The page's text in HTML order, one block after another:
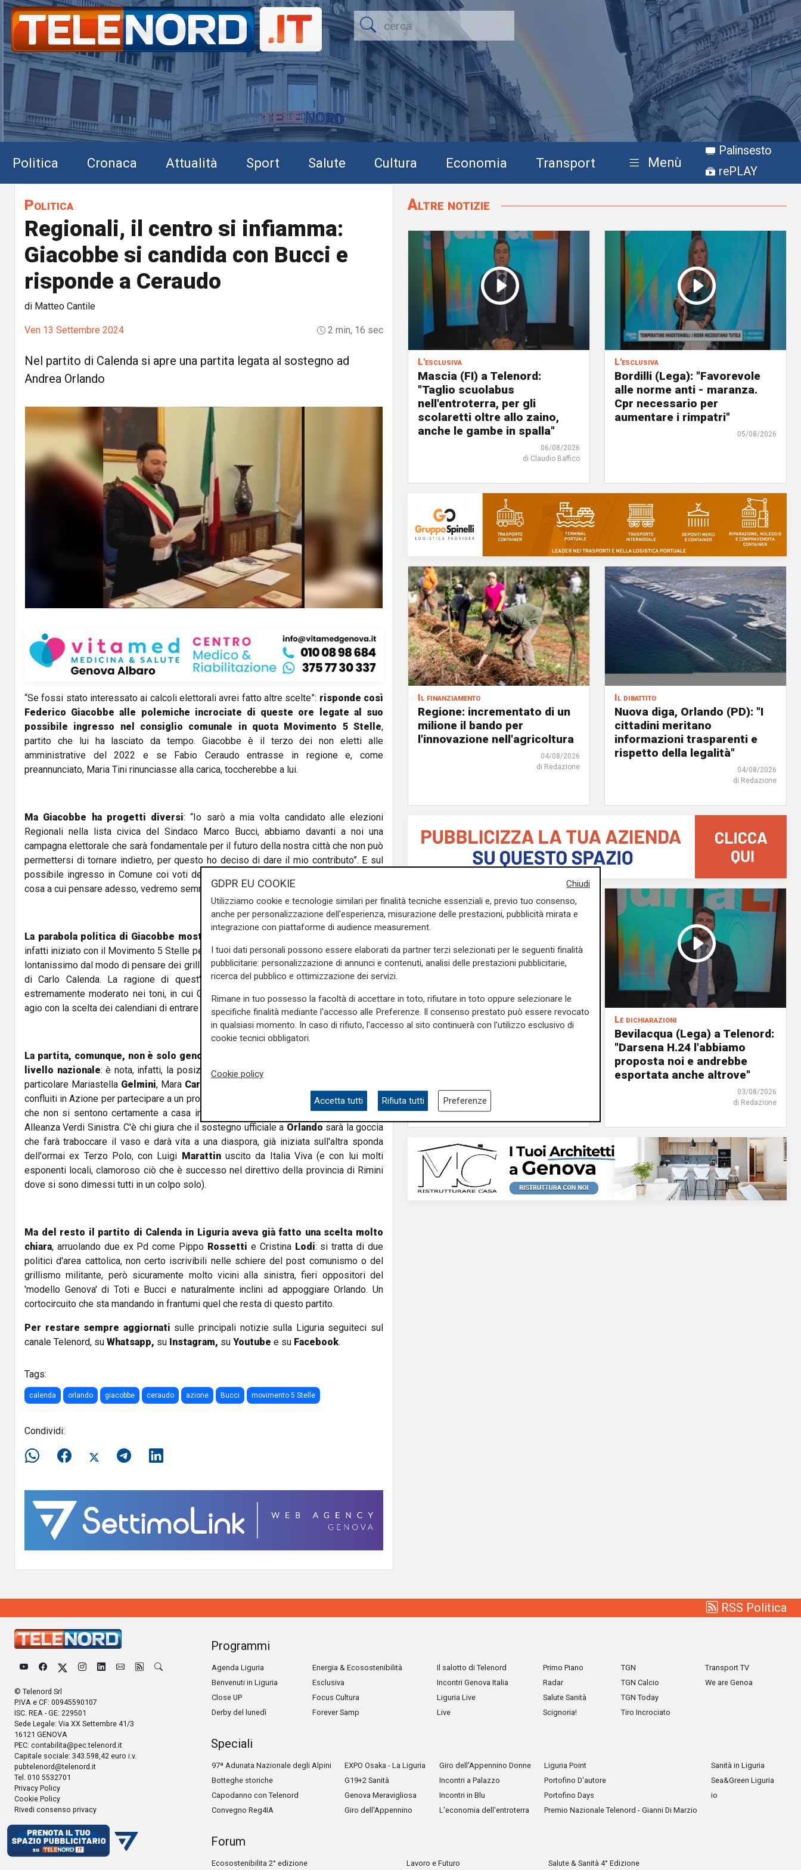
Politica Cronaca Attualità Sport Salute Cultura Economia Transport Menù
Palinsesto
rePLAY
Politica
Regionali, il centro si infiamma:
Giacobbe si candida con Bucci e
risponde a Ceraudo
di Matteo Cantile
Ven 13 Settembre 2024 2 min, 16 sec
Nel partito di Calenda si apre una partita legata al sostegno ad
Andrea Orlando
“Se fossi stato interessato ai calcoli elettorali avrei fatto altre scelte”: risponde così
Federico Giacobbe alle polemiche incrociate di queste ore legate al suo
possibile ingresso nel consiglio comunale in quota Movimento 5 Stelle,
partito che lui ha lasciato da tempo. Giacobbe è il terzo dei non eletti alle
amministrative del 2022 e se Fabio Ceraudo entrasse in regione e, come
preannunciato, Maria Tini rinunciasse alla carica, toccherebbe a lui.
Ma Giacobbe ha progetti diversi: “Io sarò a mia volta candidato alle elezioni
Regionali nella lista civica del Sindaco Marco Bucci, abbiamo davanti a noi una
campagna elettorale che sarà fondamentale per il futuro della nostra città che non può
permettersi di tornare indietro, per questo ho deciso di dare il mio contributo”. E sul
possibile ingresso in Comune coi voti dei 5 Stelle Giacobbe dice: “Non è certo una
cosa a cui pensare adesso, vedremo semmai in seguito”.
La parabola politica di Giacobbe mostra un'ampia evoluzione intellettuale
infatti iniziato con il Movimento 5 Stelle per passare poi ad Azione, partito moderato e
lontanissimo dal modo di pensare dei grillini, per poi allontanarsi anche dal movimento
di Carlo Calenda. La ragione di quest'ultimo addio è contenuta in comunicato,
estremamente moderato nei toni, in cui Giacobbe annuncia di non sentirsi a proprio
agio con la scelta dei calendiani di entrare nel campo largo.
La partita, comunque, non è solo genovese ma esprime i suoi effetti anche a
livello nazionale: è nota, infatti, la posizione di alcuni dirigenti apicali del partito, in
particolare Mariastella Gelmini, Mara Carfagna
confluiti in Azione per partecipare a un progetto di impostazione moderata e liberale e
che non si sentono certamente a casa in una coalizione con Movimento 5 Stelle e
Alleanza Verdi Sinistra. C'è chi giura che il sostegno ufficiale a Orlando sarà la goccia
che farà traboccare il vaso e darà vita a una diaspora, già iniziata sull'altra sponda
dell'ormai ex Terzo Polo, con Luigi Marattinuscito da Italia Viva (e con lui molti
esponenti locali, clamoroso ciò che è successo nel direttivo della provincia di Rimini
dove si sono dimessi tutti in un colpo solo).
Ma del resto il partito di Calenda in Liguria aveva già fatto una scelta molto
chiara, arruolando due ex Pd come Pippo Rossetti e Cristina Lodi: si tratta di due
politici d'area cattolica, non certo iscrivibili nelle schiere del post comunismo o del
grillismo militante, però sicuramente molto vicini alla sinistra, fieri oppositori del
'modello Genova' di Toti e Bucci e naturalmente inclini ad appoggiare Orlando. Un
cortocircuito che sta mandando in frantumi quel che resta di questo partito.
Per restare sempre aggiornati sulle principali notizie sulla Liguria seguiteci sul
canale Telenord, su Whatsapp, su Instagram, su Youtube e su Facebook.
Tags:
calenda orlando giacobbe ceraudo azione Bucci movimento 5 Stelle
Condividi:
Altre notizie
L'esclusiva
Mascia (FI) a Telenord:
"Taglio scuolabus
nell'entroterra, per gli
scolaretti oltre allo zaino,
anche le gambe in spalla"
06/08/2026
di Claudio Baffico
L'esclusiva
Bordilli (Lega): "Favorevole
alle norme anti - maranza.
Cpr necessario per
aumentare i rimpatri"
05/08/2026
Il finanziamento
Regione: incrementato di un
milione il bando per
l'innovazione nell'agricoltura
04/08/2026
di Redazione
Il dibattito
Nuova diga, Orlando (PD): "I
cittadini meritano
informazioni trasparenti e
rispetto della legalità"
04/08/2026
di Redazione
L'analisi Le dichiarazioni
Bevilacqua (Lega) a Telenord:
"Darsena H.24 l'abbiamo
proposta noi e andrebbe
esportata anche altrove"
03/08/2026
di Redazione
RSS Politica
© Telenord Srl
P.IVA e CF: 00945590107
ISC. REA - GE: 229501
Sede Legale: Via XX Settembre 41/3
16121 GENOVA
PEC: contabilita@pec.telenord.it
Capitale sociale: 343.598,42 euro i.v.
pubtelenord@telenord.it
Tel. 010 5532701
Privacy Policy
Cookie Policy
Rivedi consenso privacy
Programmi
Agenda Liguria
Benvenuti in Liguria
Close UP
Derby del lunedì
Energia & Ecosostenibilità
Esclusiva
Focus Cultura
Forever Samp
Il salotto di Telenord
Incontri Genova Italia
Liguria Live
Live
Primo Piano
Radar
Salute Sanità
Scignoria!
TGN
TGN Calcio
TGN Today
Tiro Incrociato
Transport TV
We are Genoa
Speciali
97ª Adunata Nazionale degli Alpini
Botteghe storiche
Capodanno con Telenord
Convegno Reg4IA
EXPO Osaka - La Liguria
G19+2 Sanità
Genova Meravigliosa
Giro dell'Appennino
Giro dell'Appennino Donne
Incontri a Palazzo
Incontri in Blu
L'economia dell'entroterra
Liguria Point
Portofino D'autore
Portofino Days
Premio Nazionale Telenord - Gianni Di Marzio
Sanità in Liguria
Sea&Green Liguria
io
Forum
Ecosostenibilita 2° edizione Lavoro e Futuro Salute & Sanità 4° Edizione
Chiudi
GDPR EU COOKIE
Utilizziamo cookie e tecnologie similari per finalità tecniche essenziali e, previo tuo consenso,
anche per personalizzazione dell'esperienza, misurazione delle prestazioni, pubblicità mirata e
integrazione con piattaforme di audience measurement.
I tuoi dati personali possono essere elaborati da partner terzi selezionati per le seguenti finalità
pubblicitarie: personalizzazione di annunci e contenuti, analisi delle prestazioni pubblicitarie,
ricerca del pubblico e ottimizzazione dei servizi.
Rimane in tuo possesso la facoltà di accettare in toto, rifiutare in toto oppure selezionare le
specifiche finalità mediante l'accesso alle Preferenze. Il consenso prestato può essere revocato
in qualsiasi momento. In caso di rifiuto, l'accesso al sito continuerà con l'utilizzo esclusivo di
cookie tecnici obbligatori.
Cookie policy
Accetta tutti Rifiuta tutti Preferenze